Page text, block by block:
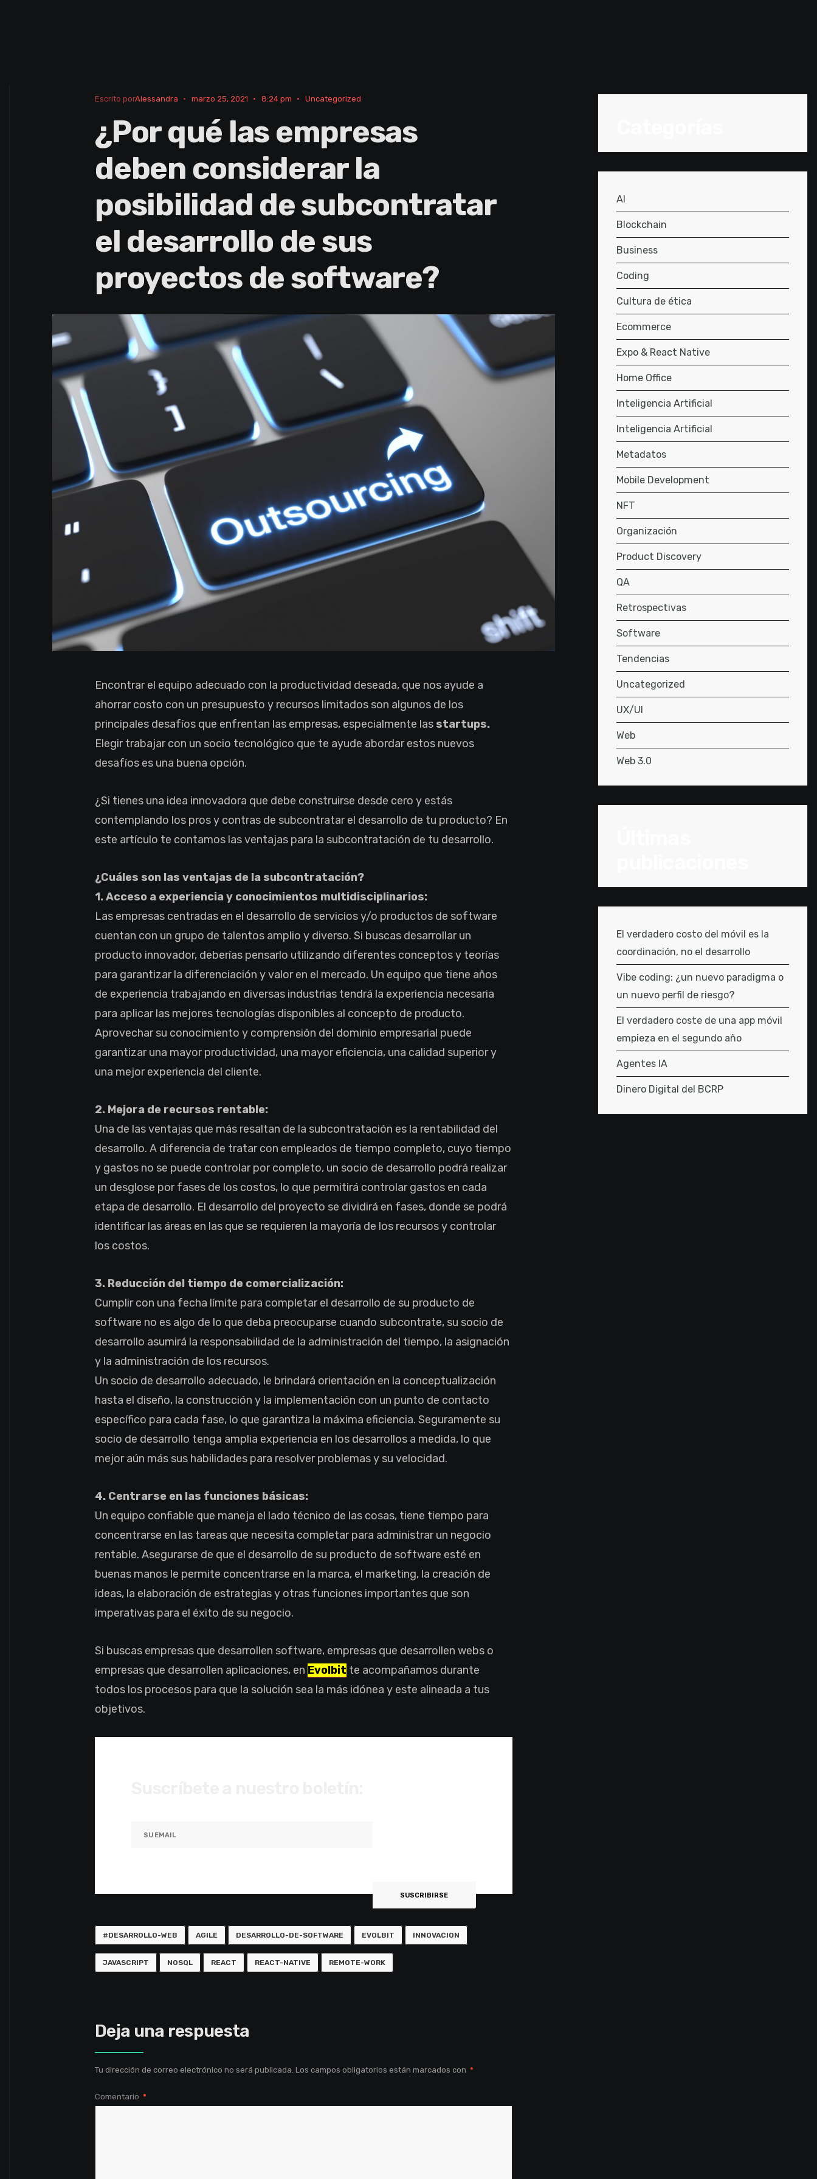
Escrito porAlessandra • marzo 25, 2021 • 8:24 pm • Uncategorized
¿Por qué las empresas
deben considerar la
posibilidad de subcontratar
el desarrollo de sus
proyectos de software?
Encontrar el equipo adecuado con la productividad deseada, que nos ayude a
ahorrar costo con un presupuesto y recursos limitados son algunos de los
principales desafíos que enfrentan las empresas, especialmente las startups.
Elegir trabajar con un socio tecnológico que te ayude abordar estos nuevos
desafíos es una buena opción.
¿Si tienes una idea innovadora que debe construirse desde cero y estás
contemplando los pros y contras de subcontratar el desarrollo de tu producto? En
este artículo te contamos las ventajas para la subcontratación de tu desarrollo.
¿Cuáles son las ventajas de la subcontratación?
1. Acceso a experiencia y conocimientos multidisciplinarios:
Las empresas centradas en el desarrollo de servicios y/o productos de software
cuentan con un grupo de talentos amplio y diverso. Si buscas desarrollar un
producto innovador, deberías pensarlo utilizando diferentes conceptos y teorías
para garantizar la diferenciación y valor en el mercado. Un equipo que tiene años
de experiencia trabajando en diversas industrias tendrá la experiencia necesaria
para aplicar las mejores tecnologías disponibles al concepto de producto.
Aprovechar su conocimiento y comprensión del dominio empresarial puede
garantizar una mayor productividad, una mayor eficiencia, una calidad superior y
una mejor experiencia del cliente.
2. Mejora de recursos rentable:
Una de las ventajas que más resaltan de la subcontratación es la rentabilidad del
desarrollo. A diferencia de tratar con empleados de tiempo completo, cuyo tiempo
y gastos no se puede controlar por completo, un socio de desarrollo podrá realizar
un desglose por fases de los costos, lo que permitirá controlar gastos en cada
etapa de desarrollo. El desarrollo del proyecto se dividirá en fases, donde se podrá
identificar las áreas en las que se requieren la mayoría de los recursos y controlar
los costos.
3. Reducción del tiempo de comercialización:
Cumplir con una fecha límite para completar el desarrollo de su producto de
software no es algo de lo que deba preocuparse cuando subcontrate, su socio de
desarrollo asumirá la responsabilidad de la administración del tiempo, la asignación
y la administración de los recursos.
Un socio de desarrollo adecuado, le brindará orientación en la conceptualización
hasta el diseño, la construcción y la implementación con un punto de contacto
específico para cada fase, lo que garantiza la máxima eficiencia. Seguramente su
socio de desarrollo tenga amplia experiencia en los desarrollos a medida, lo que
mejor aún más sus habilidades para resolver problemas y su velocidad.
4. Centrarse en las funciones básicas:
Un equipo confiable que maneja el lado técnico de las cosas, tiene tiempo para
concentrarse en las tareas que necesita completar para administrar un negocio
rentable. Asegurarse de que el desarrollo de su producto de software esté en
buenas manos le permite concentrarse en la marca, el marketing, la creación de
ideas, la elaboración de estrategias y otras funciones importantes que son
imperativas para el éxito de su negocio.
Si buscas empresas que desarrollen software, empresas que desarrollen webs o
empresas que desarrollen aplicaciones, en Evolbit te acompañamos durante
todos los procesos para que la solución sea la más idónea y este alineada a tus
objetivos.
#DESARROLLO-WEB AGILE DESARROLLO-DE-SOFTWARE EVOLBIT INNOVACION
JAVASCRIPT NOSQL REACT REACT-NATIVE REMOTE-WORK
Deja una respuesta
Tu dirección de correo electrónico no será publicada. Los campos obligatorios están marcados con *
Comentario *
AI
Blockchain
Business
Coding
Cultura de ética
Ecommerce
Expo & React Native
Home Office
Inteligencia Artificial
Inteligencia Artificial
Metadatos
Mobile Development
NFT
Organización
Product Discovery
QA
Retrospectivas
Software
Tendencias
Uncategorized
UX/UI
Web
Web 3.0
El verdadero costo del móvil es la
coordinación, no el desarrollo
Vibe coding: ¿un nuevo paradigma o
un nuevo perfil de riesgo?
El verdadero coste de una app móvil
empieza en el segundo año
Agentes IA
Dinero Digital del BCRP